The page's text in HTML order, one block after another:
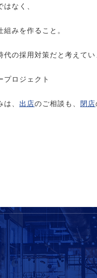
なく、
組みを作ること。
代の採用対策だと考えて
プロジェクト
、 出店のご相談も、 閉店